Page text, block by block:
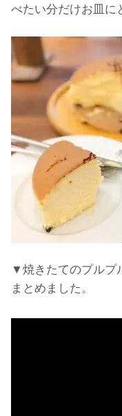
べたい分だけお皿に
▼焼きたてのプルプ
まとめました。